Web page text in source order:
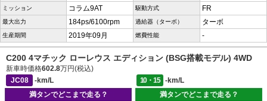
ミッション コラム9AT 駆動方式 FR
最大出力 184ps/6100rpm 過給器（ターボ） ターボ
生産期間 2019年09月 燃費性能 -
C200 4マチック ローレウス エディション (BSG搭載モデル) 4WD
新車時価格602.8万円(税込)
JC08
-km/L 10・15
-km/L
満タンでどこまで走る？
満タンでどこまで走る？